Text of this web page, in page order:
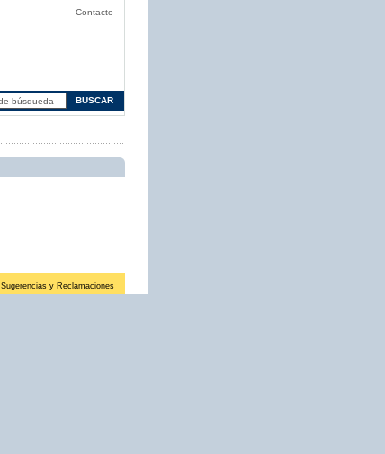
Contacto
Sugerencias y Reclamaciones